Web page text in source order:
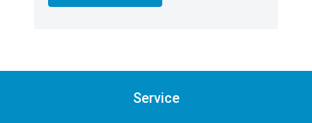
Service